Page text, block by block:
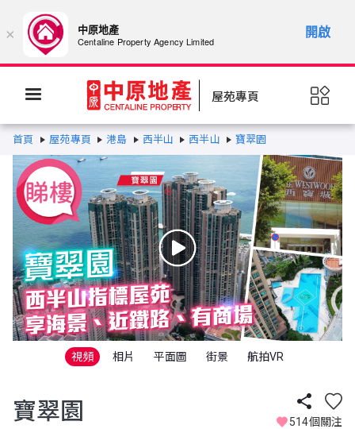
屋苑專頁
首頁 屋苑專頁 港島 西半山 西半山 寶翠園
寶翠園 514個關注
視頻 相片 平面圖 街景 航拍VR
× 中原地產
Centaline Property Agency Limited
開啟